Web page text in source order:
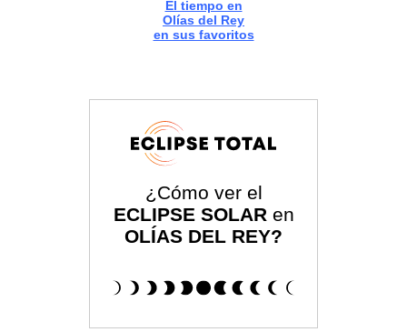
El tiempo en
Olías del Rey
en sus favoritos
¿Cómo ver el
ECLIPSE SOLAR en
OLÍAS DEL REY?